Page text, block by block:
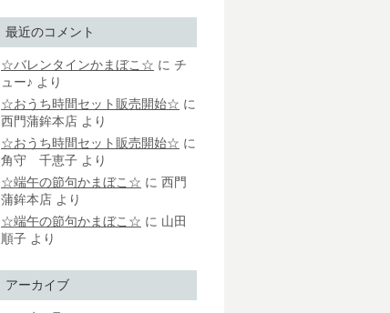
最近のコメント
☆バレンタインかまぼこ☆ に チ
ュー♪ より
☆おうち時間セット販売開始☆ に
西門蒲鉾本店 より
☆おうち時間セット販売開始☆ に
角守 千恵子 より
☆端午の節句かまぼこ☆ に 西門
蒲鉾本店 より
☆端午の節句かまぼこ☆ に 山田
順子 より
アーカイブ